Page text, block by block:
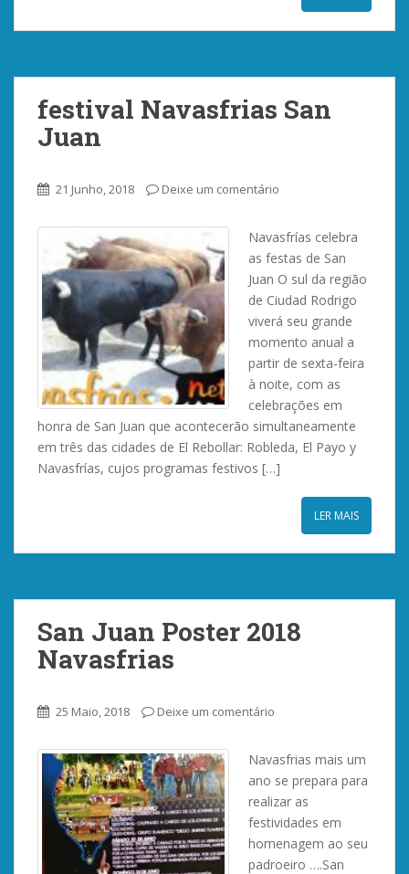
festival Navasfrias San
Juan
21 Junho, 2018 Deixe um comentário
Navasfrías celebra
as festas de San
Juan O sul da região
de Ciudad Rodrigo
viverá seu grande
momento anual a
partir de sexta-feira
à noite, com as
celebrações em
honra de San Juan que acontecerão simultaneamente
em três das cidades de El Rebollar: Robleda, El Payo y
Navasfrías, cujos programas festivos […]
LER MAIS
San Juan Poster 2018
Navasfrias
25 Maio, 2018 Deixe um comentário
Navasfrias mais um
ano se prepara para
realizar as
festividades em
homenagem ao seu
padroeiro ….San